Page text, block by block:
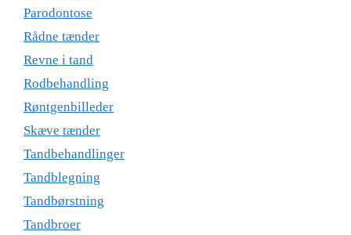
Parodontose
Rådne tænder
Revne i tand
Rodbehandling
Røntgenbilleder
Skæve tænder
Tandbehandlinger
Tandblegning
Tandbørstning
Tandbroer